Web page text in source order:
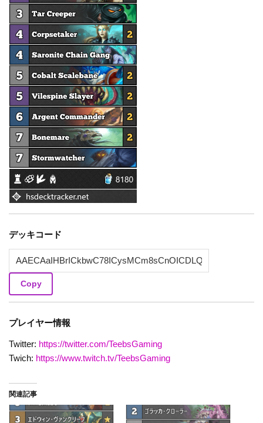
デッキコード
Copy
プレイヤー情報
Twitter: https://twitter.com/TeebsGaming
Twich: https://www.twitch.tv/TeebsGaming
関連記事